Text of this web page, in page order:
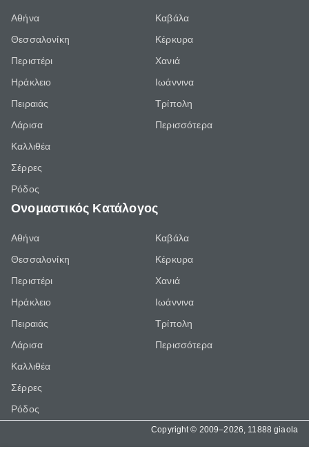
Αθήνα
Θεσσαλονίκη
Περιστέρι
Ηράκλειο
Πειραιάς
Λάρισα
Καλλιθέα
Σέρρες
Ρόδος
Καβάλα
Κέρκυρα
Χανιά
Ιωάννινα
Τρίπολη
Περισσότερα
Ονομαστικός Κατάλογος
Αθήνα
Θεσσαλονίκη
Περιστέρι
Ηράκλειο
Πειραιάς
Λάρισα
Καλλιθέα
Σέρρες
Ρόδος
Καβάλα
Κέρκυρα
Χανιά
Ιωάννινα
Τρίπολη
Περισσότερα
Copyright © 2009–2026, 11888 giaola